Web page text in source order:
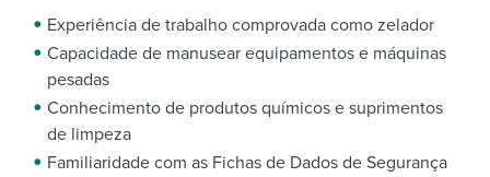
Experiência de trabalho comprovada como zelador
Capacidade de manusear equipamentos e máquinas
pesadas
Conhecimento de produtos químicos e suprimentos
de limpeza
Familiaridade com as Fichas de Dados de Segurança